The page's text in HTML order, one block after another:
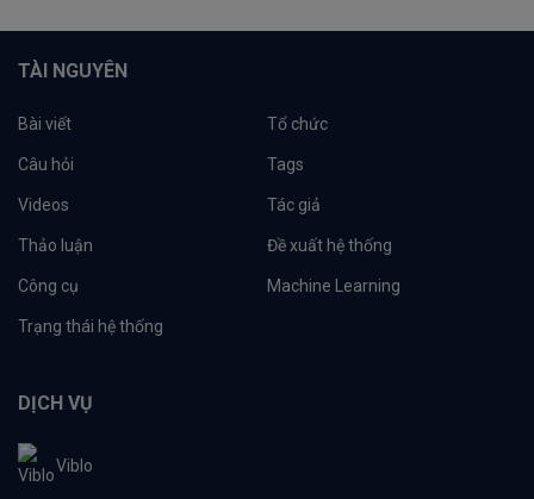
TÀI NGUYÊN
Bài viết Tổ chức
Câu hỏi Tags
Videos Tác giả
Thảo luận Đề xuất hệ thống
Công cụ Machine Learning
Trạng thái hệ thống
DỊCH VỤ
Viblo